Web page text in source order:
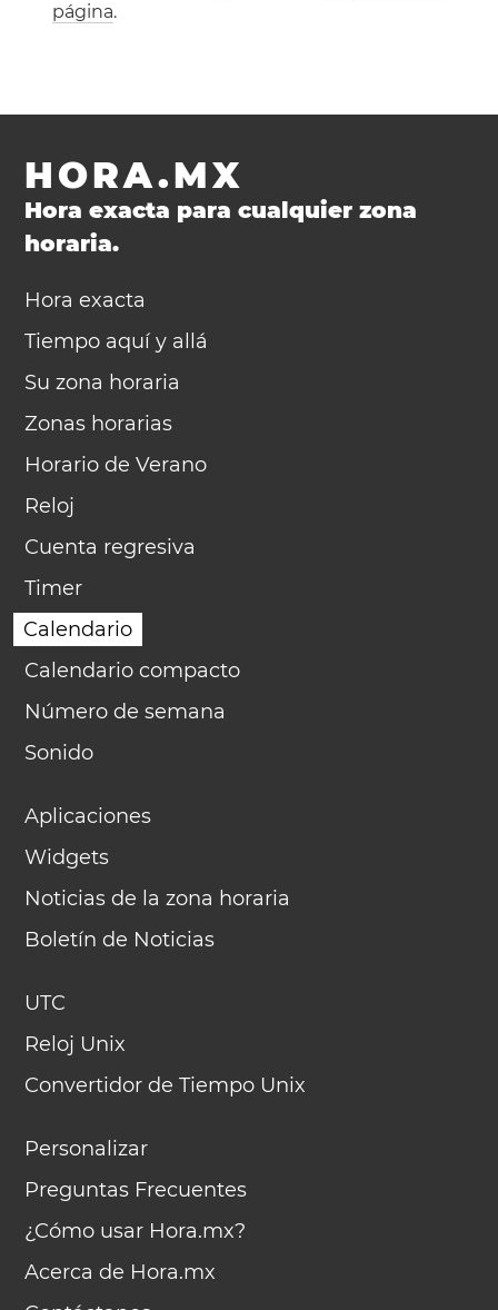
página.
HORA.MX
Hora exacta para cualquier zona
horaria.
Hora exacta
Tiempo aquí y allá
Su zona horaria
Zonas horarias
Horario de Verano
Reloj
Cuenta regresiva
Timer
Calendario
Calendario compacto
Número de semana
Sonido
Aplicaciones
Widgets
Noticias de la zona horaria
Boletín de Noticias
UTC
Reloj Unix
Convertidor de Tiempo Unix
Personalizar
Preguntas Frecuentes
¿Cómo usar Hora.mx?
Acerca de Hora.mx